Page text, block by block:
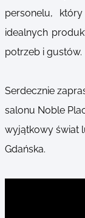
personelu,
idealnych
potrzeb i gustów.
Serdecznie
salonu Noble
wyjątkowy świat
Gdańska.